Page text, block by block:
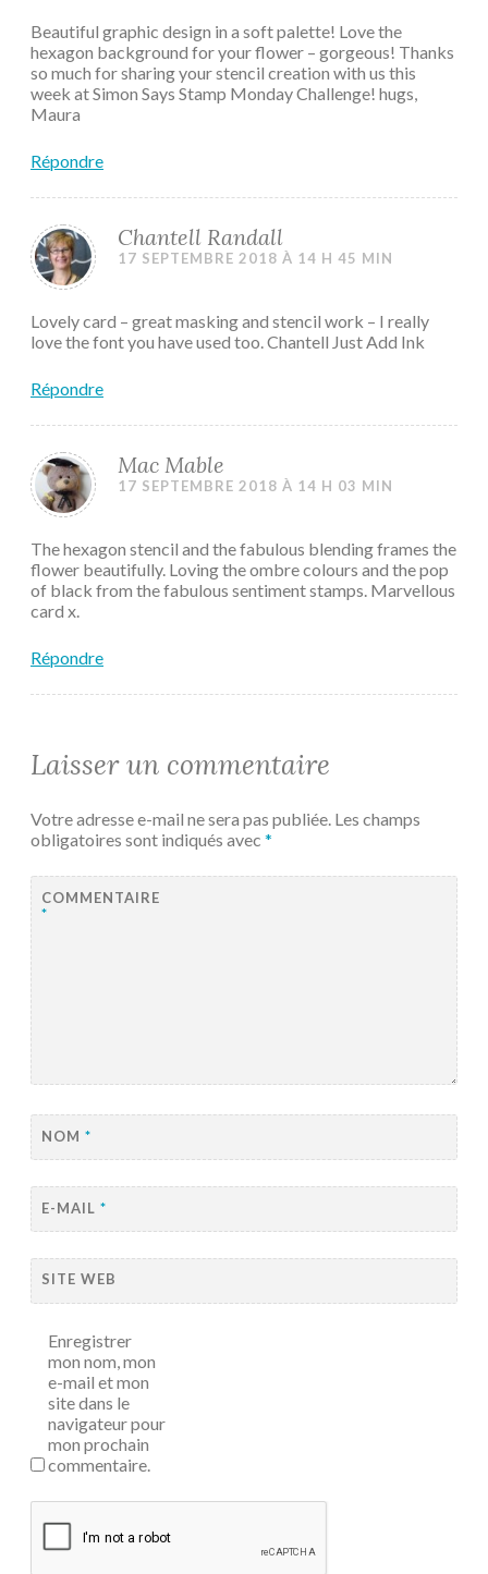
Beautiful graphic design in a soft palette! Love the
hexagon background for your flower – gorgeous! Thanks
so much for sharing your stencil creation with us this
week at Simon Says Stamp Monday Challenge! hugs,
Maura
Répondre
Chantell Randall
17 SEPTEMBRE 2018 À 14 H 45 MIN
Lovely card – great masking and stencil work – I really
love the font you have used too. Chantell Just Add Ink
Répondre
Mac Mable
17 SEPTEMBRE 2018 À 14 H 03 MIN
The hexagon stencil and the fabulous blending frames the
flower beautifully. Loving the ombre colours and the pop
of black from the fabulous sentiment stamps. Marvellous
card x.
Répondre
Laisser un commentaire
Votre adresse e-mail ne sera pas publiée. Les champs
obligatoires sont indiqués avec *
COMMENTAIRE
*
NOM *
E-MAIL *
SITE WEB
Enregistrer
mon nom, mon
e-mail et mon
site dans le
navigateur pour
mon prochain
commentaire.